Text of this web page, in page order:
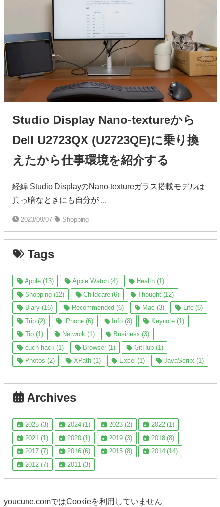
Studio Display Nano-textureから
Dell U2723QX (U2723QE)に乗り換
えたから仕事環境を紹介する
経緯 Studio DisplayのNano-textureガラス搭載モデルは
真っ暗なときにも自分が ...
2023/09/07 Shopping
Tags
Apple (13) Apple Watch (4)
Health (1)
Shopping (12)
Childcare (6)
Thought (12)
Diary (16)
Recommended (6) Mac (3)
Life (6)
Trip (2)
iPhone (6) Info (8)
Keynote (1)
Tip (1)
Network (1)
Business (3)
ouch-hack (1)
Browser (1)
GitHub (1)
Photos (2)
XPath (1) Excel (1) JavaScript (1)
Archives
2025 (3) 2024 (1) 2023 (2)
2022 (1)
2021 (1)
2020 (1) 2019 (3)
2018 (8)
2017 (7)
2016 (6) 2015 (8)
2014 (14)
2012 (7)
2011 (3)
youcune.comではCookieを利用していません